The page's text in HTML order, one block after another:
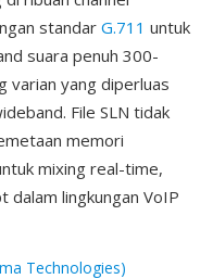
standar G.711 untuk
suara penuh 300-
varian yang diperluas
File SLN tidak
memori
mixing real-time,
lingkungan VoIP
Technologies)